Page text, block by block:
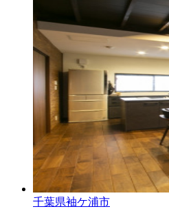
千葉県袖ケ浦市